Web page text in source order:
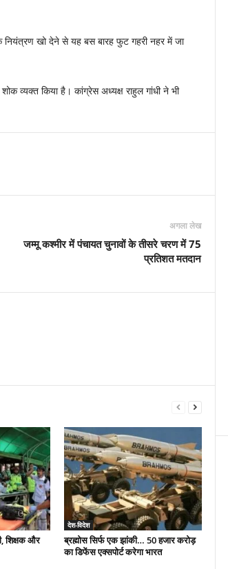
नियंत्रण खो देने से यह बस बारह फुट गहरी नहर में जा
शोक व्यक्त किया है। कांग्रेस अध्यक्ष राहुल गांधी ने भी
अगला लेख
जम्मू कश्मीर में पंचायत चुनावों के तीसरे चरण में 75
प्रतिशत मतदान
शिक्षक और
देश-विदेश
ब्रह्मोस सिर्फ एक झांकी… 50 हजार करोड़
का डिफेंस एक्सपोर्ट करेगा भारत